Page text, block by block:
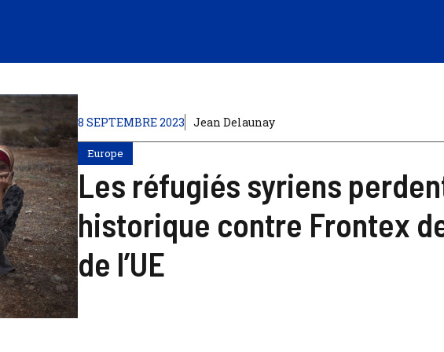
8 SEPTEMBRE 2023 Jean Delaunay
Europe
Les réfugiés syriens
historique contre Frontex
de l’UE